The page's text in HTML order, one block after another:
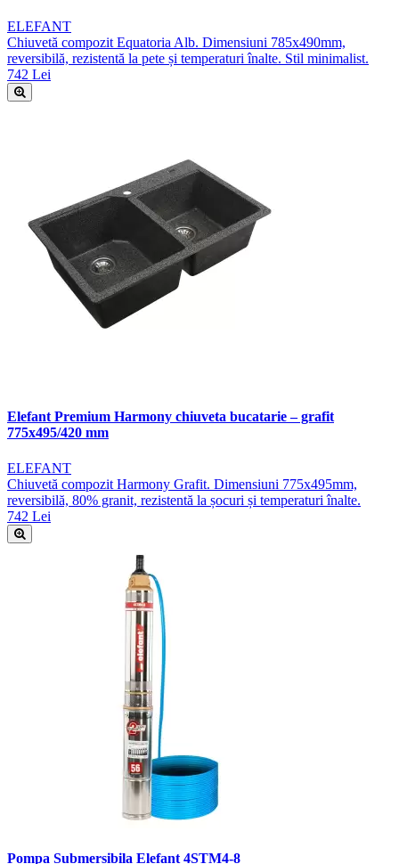
ELEFANT
Chiuvetă compozit Equatoria Alb. Dimensiuni 785x490mm,
reversibilă, rezistentă la pete și temperaturi înalte. Stil minimalist.
742 Lei
Elefant Premium Harmony chiuveta bucatarie – grafit
775x495/420 mm
ELEFANT
Chiuvetă compozit Harmony Grafit. Dimensiuni 775x495mm,
reversibilă, 80% granit, rezistentă la șocuri și temperaturi înalte.
742 Lei
Pompa Submersibila Elefant 4STM4-8